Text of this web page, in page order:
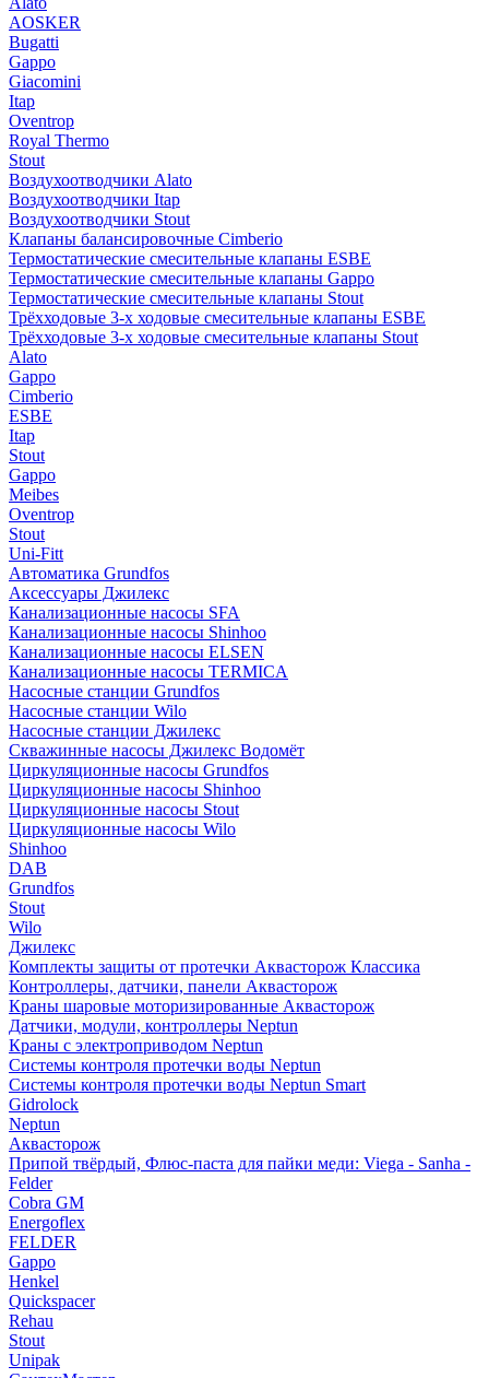
AOSKER
Bugatti
Gappo
Giacomini
Itap
Oventrop
Royal Thermo
Stout
Воздухоотводчики Alato
Воздухоотводчики Itap
Воздухоотводчики Stout
Клапаны балансировочные Cimberio
Термостатические смесительные клапаны ESBE
Термостатические смесительные клапаны Gappo
Термостатические смесительные клапаны Stout
Трёхходовые 3-х ходовые смесительные клапаны ESBE
Трёхходовые 3-х ходовые смесительные клапаны Stout
Alato
Gappo
Cimberio
ESBE
Itap
Stout
Gappo
Meibes
Oventrop
Stout
Uni-Fitt
Автоматика Grundfos
Аксессуары Джилекс
Канализационные насосы SFA
Канализационные насосы Shinhoo
Канализационные насосы ELSEN
Канализационные насосы TERMICA
Насосные станции Grundfos
Насосные станции Wilo
Насосные станции Джилекс
Скважинные насосы Джилекс Водомёт
Циркуляционные насосы Grundfos
Циркуляционные насосы Shinhoo
Циркуляционные насосы Stout
Циркуляционные насосы Wilo
Shinhoo
DAB
Grundfos
Stout
Wilo
Джилекс
Комплекты защиты от протечки Аквасторож Классика
Контроллеры, датчики, панели Аквасторож
Краны шаровые моторизированные Аквасторож
Датчики, модули, контроллеры Neptun
Краны с электроприводом Neptun
Системы контроля протечки воды Neptun
Системы контроля протечки воды Neptun Smart
Gidrolock
Neptun
Аквасторож
Припой твёрдый, Флюс-паста для пайки меди: Viega - Sanha -
Felder
Cobra GM
Energoflex
FELDER
Gappo
Henkel
Quickspacer
Rehau
Stout
Unipak